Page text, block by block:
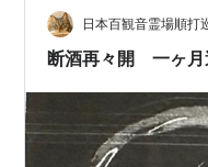
で〉）診察していただ
ど）歯医者さんに変
日本百観音霊場順打
断酒再々開 一ヶ